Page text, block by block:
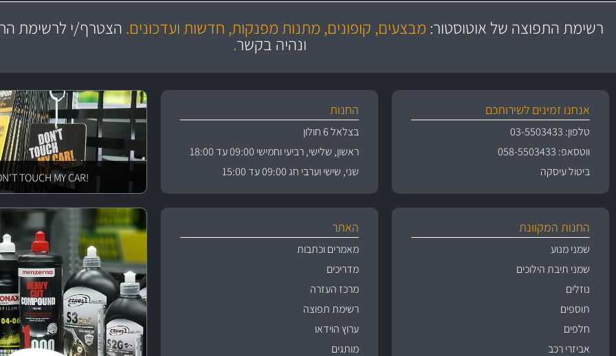
באמצעות צ'יטה
משלוחים
במחיר
מחלקת המסננים שלנו עשירה וכוללת מסננים מקוריים ומסננים של MANN ו- MAHLE
גרמניה
בקרו במחלקת מוצרי
ושירות מצויין רשימת התפוצה של אוטוסטור: מבצעים, קופונים, מתנות מפנקות, חדשות ועדכונים. הצטרף/י לרשימת
ונהיה בקשר.
אנחנו זמינים לשירותכם
טלפון: 03-5503433
ווטסאפ: 058-5503433
ביטול עיסקה
החנות
בצלאל 6 חולון
ראשון, שלישי, רביעי וחמישי 09:00 עד 18:00
שני, שישי וערבי חג 09:00 עד 15:00
!DON'T TOUCH MY CAR
החנות המקוונת
שמני מנוע
שמני תיבת הילוכים
נוזלים
תוספים
חלפים
אביזרי רכב
האתר
מאמרים וכתבות
מדריכים
מרכז העזרה
רשימת תפוצה
ערוץ הוידאו
מותגים